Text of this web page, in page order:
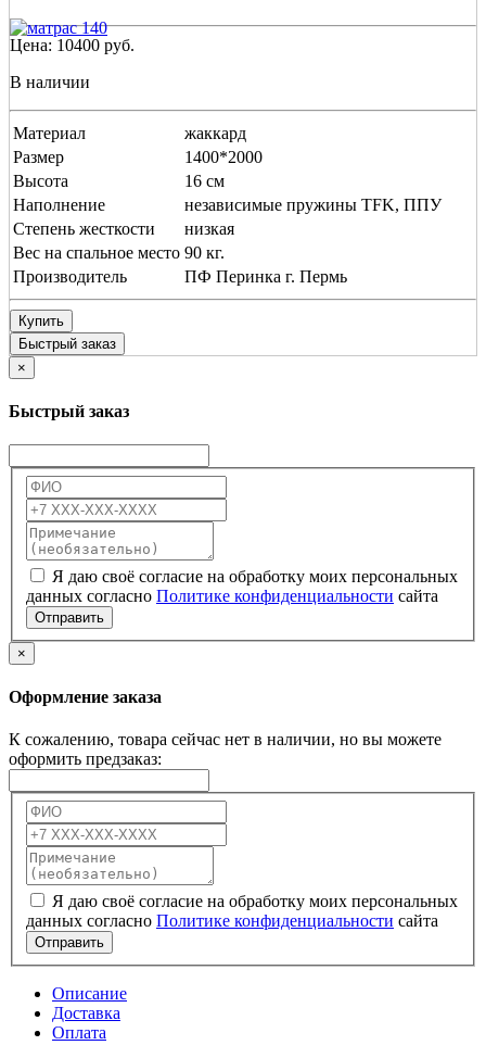
Цена: 10400 руб.
В наличии
Материал
жаккард
Размер
1400*2000
Высота
16 см
Наполнение
независимые пружины TFK, ППУ
Степень жесткости
низкая
Вес на спальное место 90 кг.
Производитель
ПФ Перинка г. Пермь
Купить
Быстрый заказ
×
Быстрый заказ
Я даю своё согласие на обработку моих персональных
данных согласно Политике конфиденциальности сайта
Отправить
×
Оформление заказа
К сожалению, товара сейчас нет в наличии, но вы можете
оформить предзаказ:
Я даю своё согласие на обработку моих персональных
данных согласно Политике конфиденциальности сайта
Отправить
Описание
Доставка
Оплата